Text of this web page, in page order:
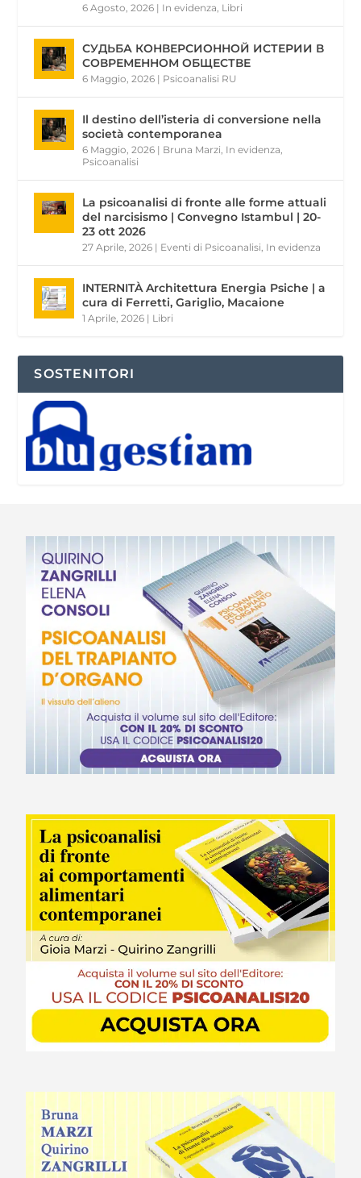
6 Agosto, 2026 | In evidenza Libri
СУДЬБА КОНВЕРСИОННОЙ ИСТЕРИИ В
СОВРЕМЕННОМ ОБЩЕСТВЕ
6 Maggio, 2026 | Psicoanalisi RU
Il destino dell’isteria di conversione nella
società contemporanea
6 Maggio, 2026 | Bruna Marzi In evidenza
Psicoanalisi
La psicoanalisi di fronte alle forme attuali
del narcisismo | Convegno Istambul | 20-
23 ott 2026
27 Aprile, 2026 | Eventi di Psicoanalisi In evidenza
INTERNITÀ Architettura Energia Psiche | a
cura di Ferretti, Gariglio, Macaione
1 Aprile, 2026 | Libri
SOSTENITORI